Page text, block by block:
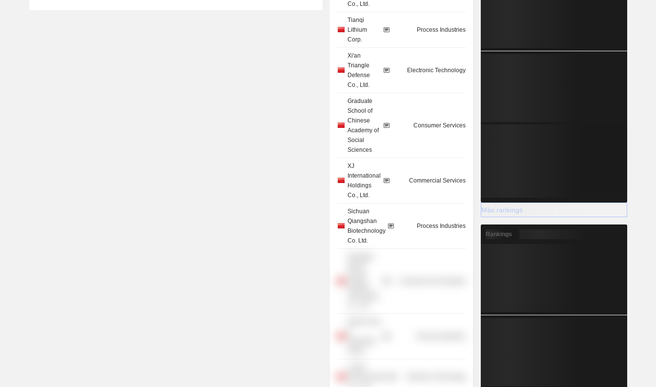
Co., Ltd.
Tianqi
Lithium
Corp.
Process Industries
Xi'an
Triangle
Defense
Co., Ltd.
Electronic Technology
Graduate
School of
Chinese
Academy of
Social
Sciences
Consumer Services
XJ
International
Holdings
Co., Ltd.
Commercial Services
Sichuan
Qiangshan
Biotechnology
Co. Ltd.
Process Industries
Más rankings
Rankings